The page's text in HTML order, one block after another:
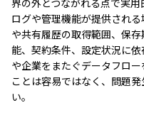
界の外とつながれる点で実
ログや管理機能が提供され
や共有履歴の取得範囲、保
能、契約条件、設定状況に
や企業をまたぐデータフロ
ことは容易ではなく、問題
い。